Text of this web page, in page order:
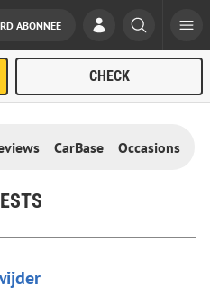
ABONNEE
CarBase Occasions